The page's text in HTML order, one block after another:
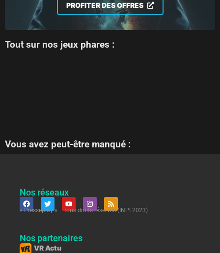
PROFITER DES OFFRES
Tout sur nos jeux phares :
Vous avez peut-être manqué :
Nos réseaux
« Presseplay » – tous droits réservés (INPI 2023)
Nos partenaires
VR Actu